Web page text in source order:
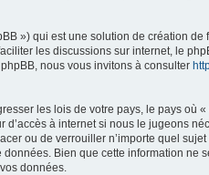
») qui est une solution de création de
les discussions sur internet, le
nous vous invitons à consulter
les lois de votre pays, le pays où
à internet si nous le jugeons
ou de verrouiller n’importe quel
Bien que cette information ne
données.